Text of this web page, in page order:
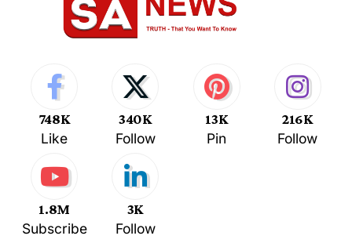
748K
Like
340K
Follow
13K
Pin
216K
Follow
1.8M
Subscribe
3K
Follow